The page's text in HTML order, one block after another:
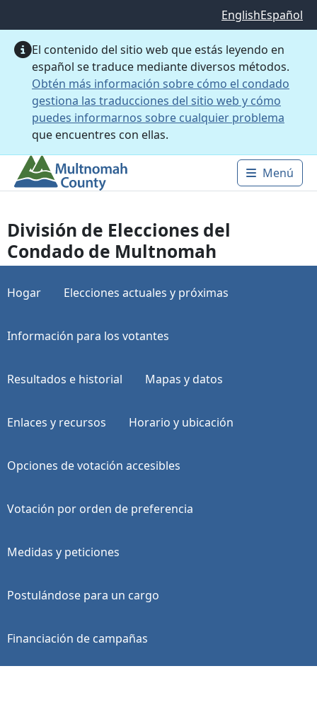
EnglishEspañol
El contenido del sitio web que estás leyendo en
español se traduce mediante diversos métodos.
Obtén más información sobre cómo el condado
gestiona las traducciones del sitio web y cómo
puedes informarnos sobre cualquier problema
que encuentres con ellas.
Main
Menú
División de Elecciones del
Condado de Multnomah
Hogar Elecciones actuales y próximas
Información para los votantes
Resultados e historial Mapas y datos
Enlaces y recursos Horario y ubicación
Opciones de votación accesibles
Votación por orden de preferencia
Medidas y peticiones
Postulándose para un cargo
Financiación de campañas